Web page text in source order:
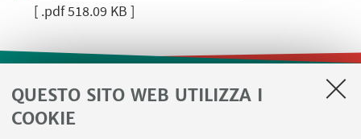
QUESTO SITO WEB UTILIZZA I
COOKIE
[ .pdf 518.09 KB ]
LINK UTILI